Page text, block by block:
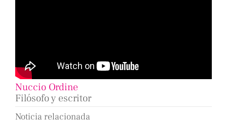
Nuccio Ordine
Filósofo y escritor
Noticia relacionada